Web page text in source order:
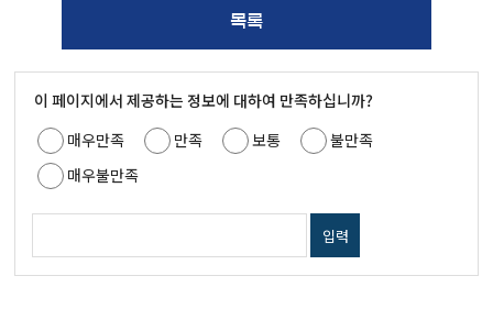
목록
이 페이지에서 제공하는 정보에 대하여 만족하십니까?
매우만족
만족 보통
불만족
매우불만족